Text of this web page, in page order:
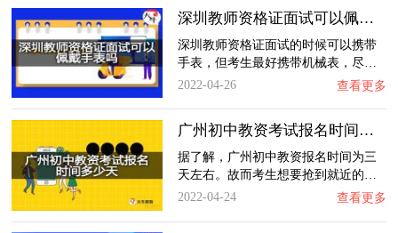
深圳教师资格证面试可以佩戴手表吗？
深圳教师资格证面试的时候可以携带
手表，但考生最好携带机械表，尽…
2022-04-26
查看更多
广州初中教资考试报名时间多少天？
据了解，广州初中教资报名时间为三
天左右。故而考生想要抢到就近的…
2022-04-24
查看更多